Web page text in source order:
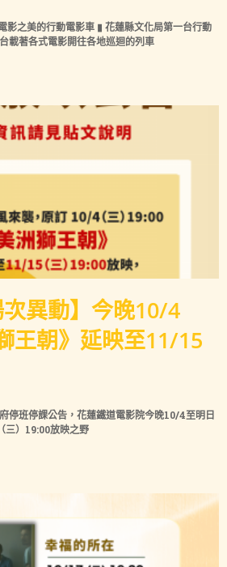
影之美的行動電影車 ▮ 花蓮縣文化局第一台行動
載著各式電影開往各地巡迴的列車
次異動】今晚10/4
王朝》延映至11/15
停班停課公告，花蓮鐵道電影院今晚10/4至明日
三）19:00放映之野